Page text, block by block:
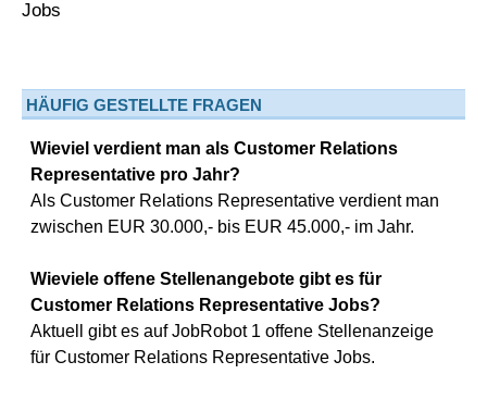
HÄUFIG GESTELLTE FRAGEN
Wieviel verdient man als Customer Relations
Representative pro Jahr?
Als Customer Relations Representative verdient man
zwischen EUR 30.000,- bis EUR 45.000,- im Jahr.
Wieviele offene Stellenangebote gibt es für
Customer Relations Representative Jobs?
Aktuell gibt es auf JobRobot 1 offene Stellenanzeige
für Customer Relations Representative Jobs.